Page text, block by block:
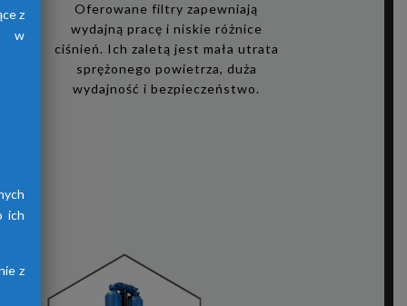
Oferowane filtry zapewniają
wydajną pracę i niskie różnice
ciśnień. Ich zaletą jest mała utrata
sprężonego powietrza, duża
wydajność i bezpieczeństwo.
z
w
ich
z